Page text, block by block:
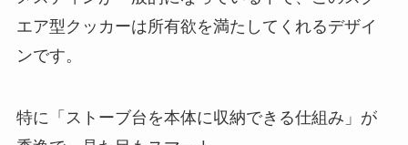
エア型クッカーは所有欲を満たしてくれるデザイ
ンです。
特に「ストーブ台を本体に収納できる仕組み」が